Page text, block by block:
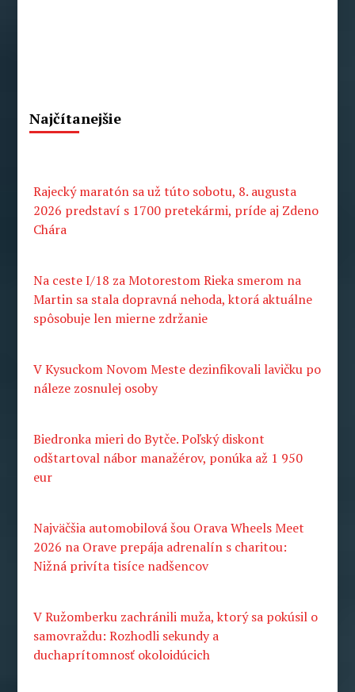
Najčítanejšie
Rajecký maratón sa už túto sobotu, 8. augusta
2026 predstaví s 1700 pretekármi, príde aj Zdeno
Chára
Na ceste I/18 za Motorestom Rieka smerom na
Martin sa stala dopravná nehoda, ktorá aktuálne
spôsobuje len mierne zdržanie
V Kysuckom Novom Meste dezinfikovali lavičku po
náleze zosnulej osoby
Biedronka mieri do Bytče. Poľský diskont
odštartoval nábor manažérov, ponúka až 1 950
eur
Najväčšia automobilová šou Orava Wheels Meet
2026 na Orave prepája adrenalín s charitou:
Nižná privíta tisíce nadšencov
V Ružomberku zachránili muža, ktorý sa pokúsil o
samovraždu: Rozhodli sekundy a
duchaprítomnosť okoloidúcich